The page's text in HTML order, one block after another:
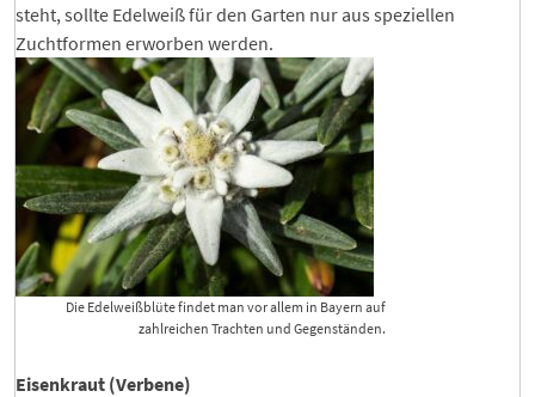
steht, sollte Edelweiß für den Garten nur aus speziellen
Zuchtformen erworben werden.
Die Edelweißblüte findet man vor allem in Bayern auf
zahlreichen Trachten und Gegenständen.
Eisenkraut (Verbene)